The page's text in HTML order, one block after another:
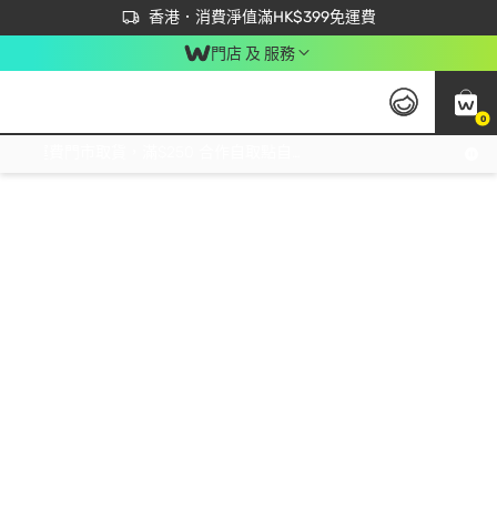
香港．消費淨值滿HK$399免運費
立即成為易賞錢會員盡享獨家優惠
首次APP下單買滿$450 輸入 NEWAPP 即減$50
門店 及 服務
0